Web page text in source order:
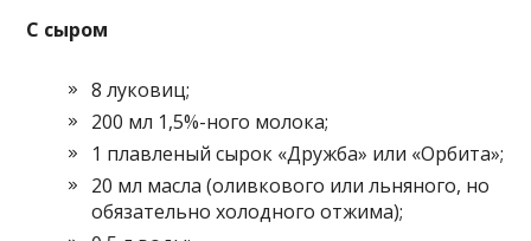
С сыром
8 луковиц;
200 мл 1,5%-ного молока;
1 плавленый сырок «Дружба» или «Орбита»;
20 мл масла (оливкового или льняного, но
обязательно холодного отжима);